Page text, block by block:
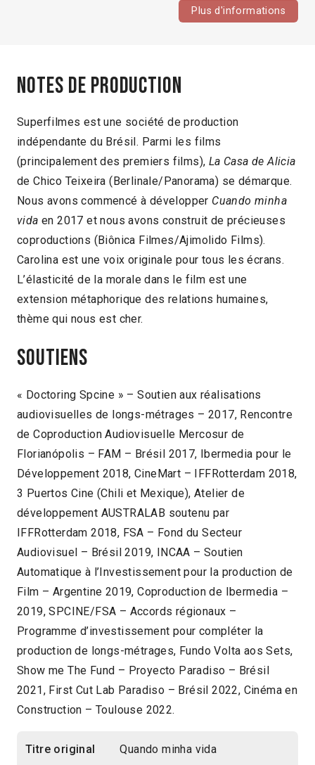
Plus d'informations
Notes de production
Superfilmes est une société de production
indépendante du Brésil. Parmi les films
(principalement des premiers films), La Casa de Alicia
de Chico Teixeira (Berlinale/Panorama) se démarque.
Nous avons commencé à développer Cuando minha
vida en 2017 et nous avons construit de précieuses
coproductions (Biônica Filmes/Ajimolido Films).
Carolina est une voix originale pour tous les écrans.
L’élasticité de la morale dans le film est une
extension métaphorique des relations humaines,
thème qui nous est cher.
Soutiens
« Doctoring Spcine » – Soutien aux réalisations
audiovisuelles de longs-métrages – 2017, Rencontre
de Coproduction Audiovisuelle Mercosur de
Florianópolis – FAM – Brésil 2017, Ibermedia pour le
Développement 2018, CineMart – IFFRotterdam 2018,
3 Puertos Cine (Chili et Mexique), Atelier de
développement AUSTRALAB soutenu par
IFFRotterdam 2018, FSA – Fond du Secteur
Audiovisuel – Brésil 2019, INCAA – Soutien
Automatique à l’Investissement pour la production de
Film – Argentine 2019, Coproduction de Ibermedia –
2019, SPCINE/FSA – Accords régionaux –
Programme d’investissement pour compléter la
production de longs-métrages, Fundo Volta aos Sets,
Show me The Fund – Proyecto Paradiso – Brésil
2021, First Cut Lab Paradiso – Brésil 2022, Cinéma en
Construction – Toulouse 2022.
Titre original Quando minha vida